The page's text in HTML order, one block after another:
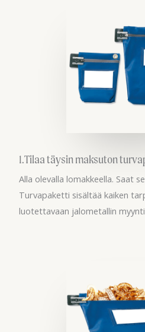
1.Tilaa täysin maksuton
Alla olevalla lomakkeella. Saat
Turvapaketti sisältää kaiken
luotettavaan jalometallin